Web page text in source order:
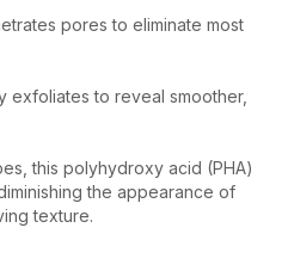
pores to eliminate most
exfoliates to reveal smoother,
this polyhydroxy acid (PHA)
the appearance of
texture.